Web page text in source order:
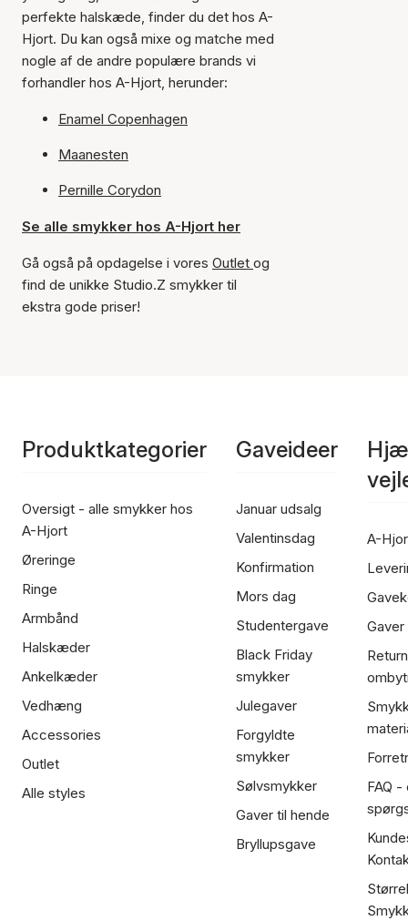
perfekte halskæde, finder du det hos A-
Hjort. Du kan også mixe og matche med
nogle af de andre populære brands vi
forhandler hos A-Hjort, herunder:
Enamel Copenhagen
Maanesten
Pernille Corydon
Se alle smykker hos A-Hjort her
Gå også på opdagelse i vores Outlet og
find de unikke Studio.Z smykker til
ekstra gode priser!
Produktkategorier
Oversigt - alle smykker hos
A-Hjort
Øreringe
Ringe
Armbånd
Halskæder
Ankelkæder
Vedhæng
Accessories
Outlet
Alle styles
Gaveideer
Januar udsalg
Valentinsdag
Konfirmation
Mors dag
Studentergave
Black Friday
smykker
Julegaver
Forgyldte
smykker
Sølvsmykker
Gaver til hende
Bryllupsgave
A-
FAQ